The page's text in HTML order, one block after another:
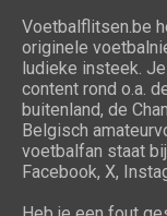
Voetbalflitsen.be
originele
ludieke insteek.
content rond o.a.
buitenland, de
Belgisch
voetbalfan staat
Facebook, X,